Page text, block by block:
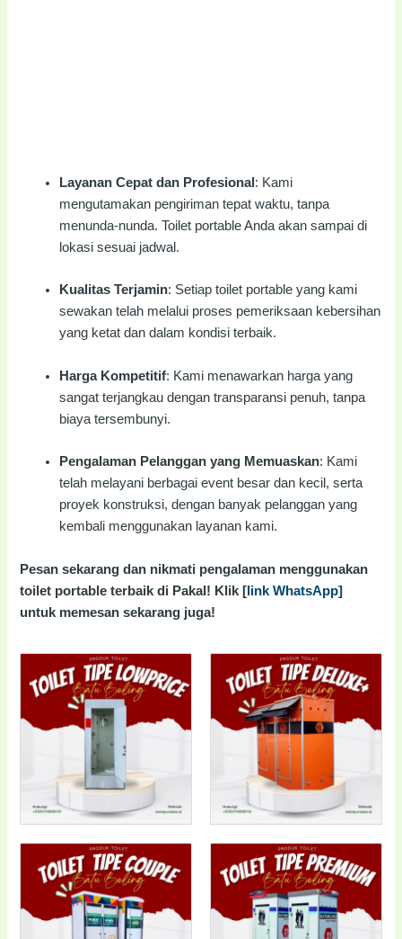
Layanan Cepat dan Profesional : Kami
mengutamakan pengiriman tepat waktu, tanpa
menunda-nunda. Toilet portable Anda akan sampai di
lokasi sesuai jadwal.
Kualitas Terjamin: Setiap toilet portable yang kami
sewakan telah melalui proses pemeriksaan kebersihan
yang ketat dan dalam kondisi terbaik.
Harga Kompetitif: Kami menawarkan harga yang
sangat terjangkau dengan transparansi penuh, tanpa
biaya tersembunyi.
Pengalaman Pelanggan yang Memuaskan: Kami
telah melayani berbagai event besar dan kecil, serta
proyek konstruksi, dengan banyak pelanggan yang
kembali menggunakan layanan kami.
Pesan sekarang dan nikmati pengalaman menggunakan
toilet portable terbaik di Pakal! Klik [link WhatsApp]
untuk memesan sekarang juga!